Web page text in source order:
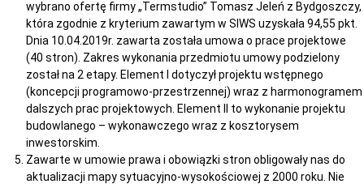
wybrano ofertę firmy „Termstudio” Tomasz Jeleń z Bydgoszczy,
która zgodnie z kryterium zawartym w SIWS uzyskała 94,55 pkt.
Dnia 10.04.2019r. zawarta została umowa o prace projektowe
(40 stron). Zakres wykonania przedmiotu umowy podzielony
został na 2 etapy. Element I dotyczył projektu wstępnego
(koncepcji programowo-przestrzennej) wraz z harmonogramem
dalszych prac projektowych. Element II to wykonanie projektu
budowlanego – wykonawczego wraz z kosztorysem
inwestorskim.
Zawarte w umowie prawa i obowiązki stron obligowały nas do
aktualizacji mapy sytuacyjno-wysokościowej z 2000 roku. Nie